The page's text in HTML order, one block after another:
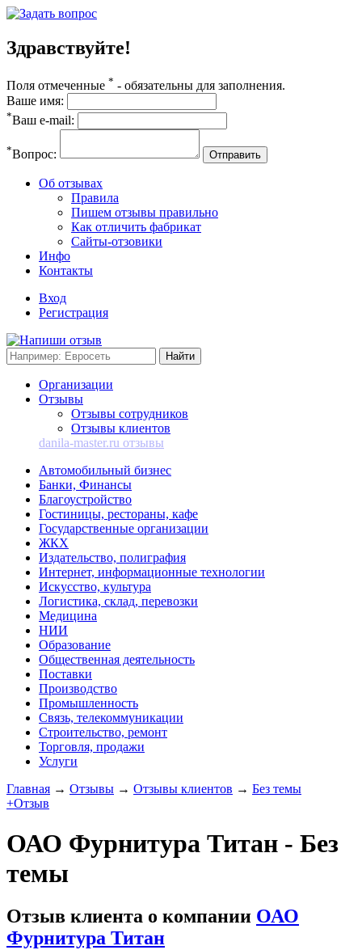
Здравствуйте!
Поля отмеченные * - обязательны для заполнения.
Ваше имя:
*Ваш e-mail:
*Вопрос: Отправить
Об отзывах
Правила
Пишем отзывы правильно
Как отличить фабрикат
Сайты-отзовики
Инфо
Контакты
Вход
Регистрация
Организации
Отзывы
Отзывы сотрудников
Отзывы клиентов
danila-master.ru отзывы
Автомобильный бизнес
Банки, Финансы
Благоустройство
Гостиницы, рестораны, кафе
Государственные организации
ЖКХ
Издательство, полиграфия
Интернет, информационные технологии
Искусство, культура
Логистика, склад, перевозки
Медицина
НИИ
Образование
Общественная деятельность
Поставки
Производство
Промышленность
Связь, телекоммуникации
Строительство, ремонт
Торговля, продажи
Услуги
Главная → Отзывы → Отзывы клиентов → Без темы
+Отзыв
ОАО Фурнитура Титан - Без
темы
Отзыв клиента о компании ОАО
Фурнитура Титан